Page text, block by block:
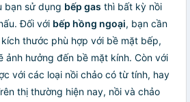
bạn sử dụng bếp gas thì bất kỳ nồi
Đối với bếp hồng ngoại, bạn cần
thước phù hợp với bề mặt bếp,
ảnh hưởng đến bề mặt kính. Còn với
với các loại nồi chảo có từ tính, hay
thị thường hiện nay, nồi và chảo